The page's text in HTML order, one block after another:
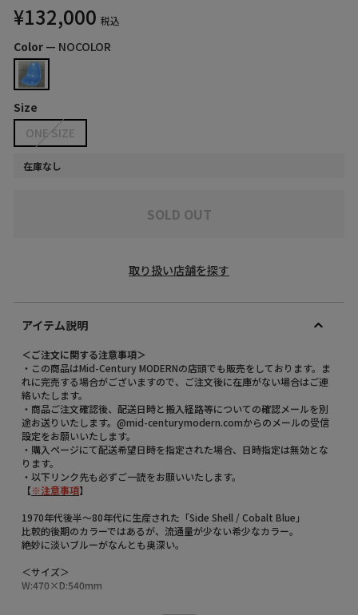
通
常
格
¥132,000 税込
Color — NOCOLOR
Size
ONE SIZE
在庫なし
SOLD OUT
取り扱い店舗を探す
アイテム説明
＜ご注文に関する注意事項＞
・この商品はMid-Century MODERNの店頭でも販売をしております。ま
れに完売する場合がございますので、ご注文後に在庫がない場合はご連
絡いたします。
・商品ご注文確認後、配送日時と搬入経路等についての確認メールを別
途お送りいたします。@mid-centurymodern.comからのメールの受信
設定をお願いいたします。
・購入ページにて配送希望日時を指定された場合、日時指定は無効とな
ります。
・以下リンク先も必ずご一読をお願いいたします。
【※注意事項】
1970年代後半～80年代に生産された「Side Shell / Cobalt Blue」
比較的後期のカラーではあるが、流通量が少ない希少なカラー。
絶妙に淡いブルーがなんとも奥深い。
＜サイズ＞
W:470×D:540mm